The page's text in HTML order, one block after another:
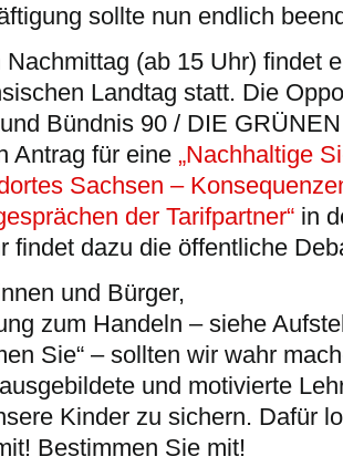
sollte nun endlich
(ab 15 Uhr) findet
Landtag statt. Die
Bündnis 90 / DIE
Antrag für eine „Nachhaltige
Sachsen –
der Tarifpartner“ in
findet dazu die öffentliche
und Bürger,
zum Handeln – siehe
Sie“ – sollten wir wahr
und motivierte
Kinder zu sichern. Dafür
Bestimmen Sie mit!